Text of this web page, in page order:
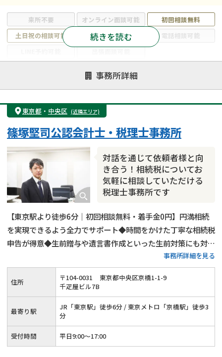
来所不要 オンライン面談可能
初回相談無料
土日祝の相談可能
19時以降電話可能
電話相談可能
遺言書作成・遺言執行
相続放棄
相続登記
遺産分割
遺留分侵害額請求
相続税申告
相続手続き
銀行手続き
成年後見・任意後見
贈与税
生前対策
相続人調査
相続財産調査
相続トラブル
続きを読む
事務所詳細
東京都 ・ 中央区 (近隣エリア)
対話を通じて依頼者様と向
き合う！相続税についてお
気軽に相談していただける
税理士事務所です
篠塚堅司公認会計士・税理士事務所
【東京駅より徒歩6分｜初回相談無料・着手金0円】円満相続
を実現できるよう全力でサポート◆時間をかけた丁寧な相続税
申告が得意◆生前贈与や遺言書作成といった生前対策にも対応
可能◆賃貸用不動産や会社（株式）の相続もお任せください◆
相談者様・依頼者様との対話を通じて真摯に対応いたします！
事務所詳細を見る
住所 〒104-0031
東京都中央区京橋1-1-9
千疋屋ビル7B
最寄り駅
JR「東京駅」徒歩6分 / 東京メトロ「京橋駅」徒歩3
分
受付時間 平日9:00～17:00